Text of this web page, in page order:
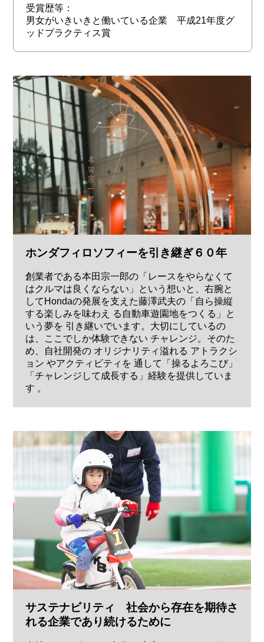
受賞歴等：
男女がいきいきと働いている企業 平成21年度グ
ッドプラクティス賞
ホンダフィロソフィーを引き継ぎ６０年
創業者である本田宗一郎の「レースをやらなくて
はクルマは良くならない」という想いと、右腕と
してHondaの発展を支えた藤澤武夫の「自ら操縦
する楽しみを味わえ る自動車遊園地をつくる」と
いう夢を 引き継いでいます。大切にしているの
は、ここでしか体験できない チャレンジ。そのた
め、自社開発の オリジナリティ溢れる アトラクシ
ョン やアクティビティを 通して「操るよろこび」
「チャレンジして成長する」経験を提供していま
す 。
サステナビリティ 社会から存在を期待さ
れる企業であり続けるために